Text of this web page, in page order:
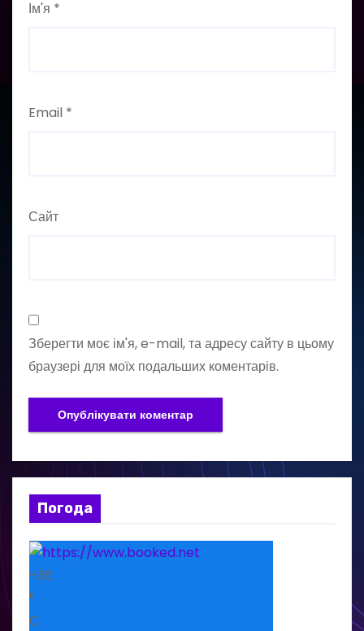
Ім'я *
Email *
Сайт
Зберегти моє ім'я, e-mail, та адресу сайту в цьому
браузері для моїх подальших коментарів.
Погода
+36
°
C